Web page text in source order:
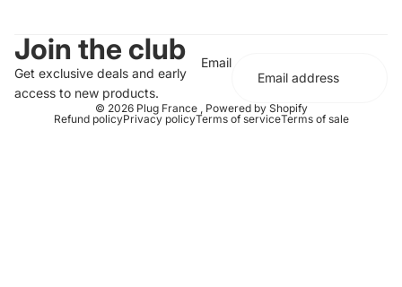
Join the club
Get exclusive deals and early
access to new products.
Email
© 2026 Plug France , Powered by Shopify
Refund policyPrivacy policyTerms of serviceTerms of sale